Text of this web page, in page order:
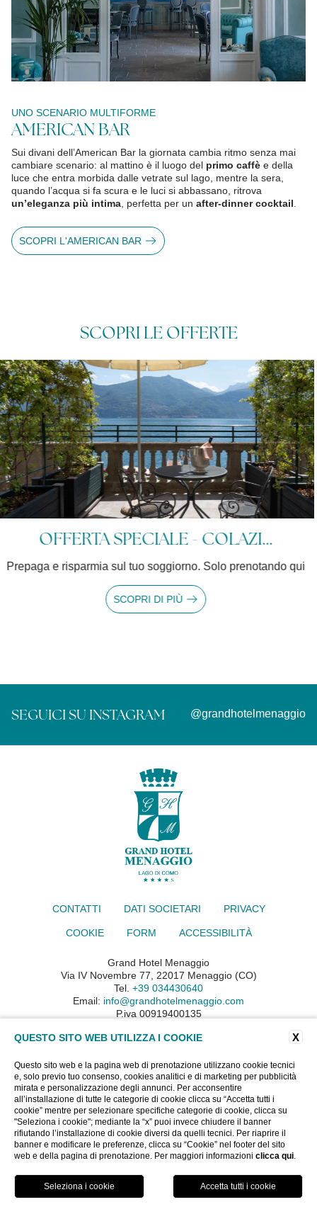
PRENOTA
AMERICAN BAR
UNO SCENARIO MULTIFORME
Sui divani dell’American Bar la giornata cambia ritmo senza mai
cambiare scenario: al mattino è il luogo del primo caffè e della
luce che entra morbida dalle vetrate sul lago, mentre la sera,
quando l’acqua si fa scura e le luci si abbassano, ritrova
un’eleganza più intima , perfetta per un after-dinner cocktail
SCOPRI L'AMERICAN BAR
SCOPRI LE OFFERTE
3 NOTTI AL GRAND HOTEL ME...
Offerta Speciale 3 notti sul Lago - Cancellazione gratuita fino a
SCOPRI DI PIÙ
SEGUICI SU INSTAGRAM @grandhotelmenaggio
CONTATTI DATI SOCIETARI PRIVACY
COOKIE FORM ACCESSIBILITÀ
Grand Hotel Menaggio
Via IV Novembre 77, 22017 Menaggio (CO)
Tel. +39 034430640
Email: info@grandhotelmenaggio.com
P.iva 00919400135
WEBSITE BY BLASTNESS
X
QUESTO SITO WEB UTILIZZA I COOKIE
Questo sito web e la pagina web di prenotazione utilizzano cookie tecnici
e, solo previo tuo consenso, cookies analitici e di marketing per pubblicità
mirata e personalizzazione degli annunci. Per acconsentire
all’installazione di tutte le categorie di cookie clicca su “Accetta tutti i
cookie” mentre per selezionare specifiche categorie di cookie, clicca su
"Seleziona i cookie"; mediante la “x” puoi invece chiudere il banner
rifiutando l’installazione di cookie diversi da quelli tecnici. Per riaprire il
banner e modificare le preferenze, clicca su “Cookie” nel footer del sito
web e della pagina di prenotazione. Per maggiori informazioni clicca qui.